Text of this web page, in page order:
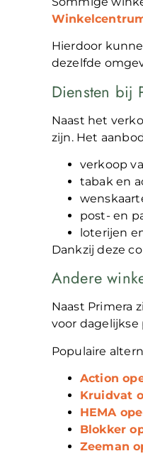
Hierdoor
dezelfde
Diensten bij
Naast het
zijn. Het
verkoop
tabak en
post- en
loterijen
Dankzij deze
Andere
Naast Primera
voor dagelijkse
Populaire
Action
Kruidvat
HEMA
Blokker
Zeeman